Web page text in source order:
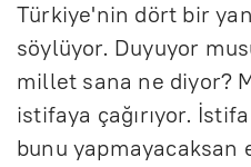
Türkiye'nin dört bir
söylüyor. Duyuyor
millet sana ne diyor?
istifaya çağırıyor.
bunu yapmayacaksan